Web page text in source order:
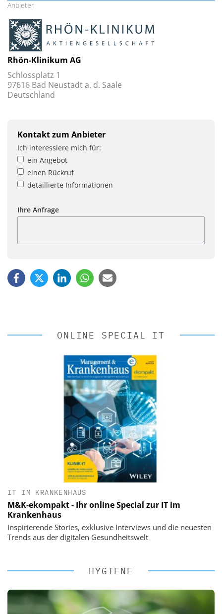
Anbieter
Rhön-Klinikum AG
Schlossplatz 1
97616 Bad Neustadt a. d. Saale
Deutschland
Kontakt zum Anbieter
Ich interessiere mich für:
ein Angebot
einen Rückruf
detaillierte Informationen
Ihre Anfrage
ONLINE SPECIAL IT
IT IM KRANKENHAUS
M&K-ekompakt - Ihr online Special zur IT im
Krankenhaus
Inspirierende Stories, exklusive Interviews und die neuesten
Trends aus der digitalen Gesundheitswelt
HYGIENE